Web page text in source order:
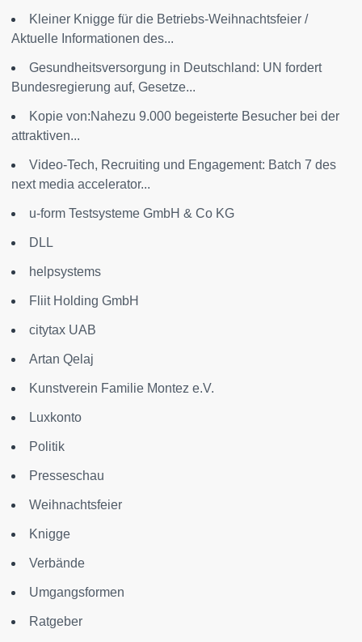
Kleiner Knigge für die Betriebs-Weihnachtsfeier /
Aktuelle Informationen des...
Gesundheitsversorgung in Deutschland: UN fordert
Bundesregierung auf, Gesetze...
Kopie von:Nahezu 9.000 begeisterte Besucher bei der
attraktiven...
Video-Tech, Recruiting und Engagement: Batch 7 des
next media accelerator...
u-form Testsysteme GmbH & Co KG
DLL
helpsystems
Fliit Holding GmbH
citytax UAB
Artan Qelaj
Kunstverein Familie Montez e.V.
Luxkonto
Politik
Presseschau
Weihnachtsfeier
Knigge
Verbände
Umgangsformen
Ratgeber